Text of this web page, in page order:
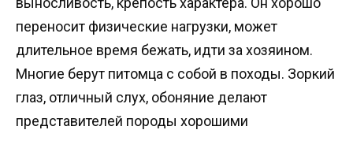
переносит физические нагрузки, может
длительное время бежать, идти за хозяином.
Многие берут питомца с собой в походы. Зоркий
глаз, отличный слух, обоняние делают
представителей породы хорошими